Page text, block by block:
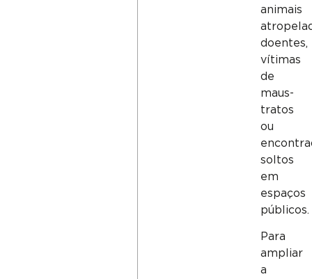
animais
doentes,
vítimas
de
maus-
tratos
ou
soltos
em
espaços
públicos.
Para
ampliar
a